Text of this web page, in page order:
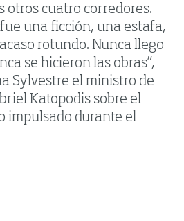
otros cuatro corredores.
una ficción, una estafa,
rotundo. Nunca llego
se hicieron las obras”,
Sylvestre el ministro de
Katopodis sobre el
impulsado durante el